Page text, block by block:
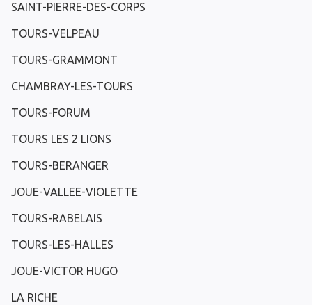
SAINT-PIERRE-DES-CORPS
TOURS-VELPEAU
TOURS-GRAMMONT
CHAMBRAY-LES-TOURS
TOURS-FORUM
TOURS LES 2 LIONS
TOURS-BERANGER
JOUE-VALLEE-VIOLETTE
TOURS-RABELAIS
TOURS-LES-HALLES
JOUE-VICTOR HUGO
LA RICHE